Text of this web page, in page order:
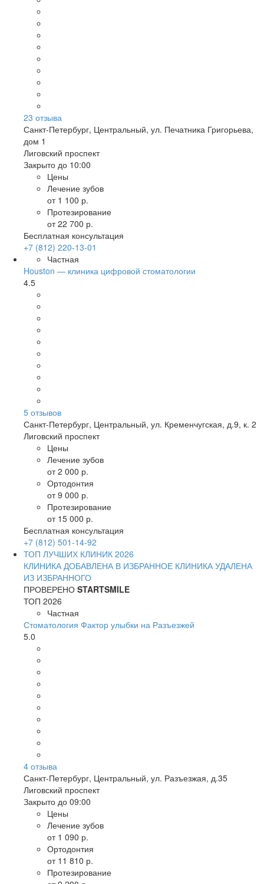
23 отзыва
Санкт-Петербург, Центральный, ул. Печатника Григорьева,
дом 1
Лиговский проспект
Закрыто до 10:00
Цены
Лечение зубов
от 1 100 р.
Протезирование
от 22 700 р.
Бесплатная консультация
+7 (812) 220-13-01
Частная
Houston — клиника цифровой стоматологии
4.5
5 отзывов
Санкт-Петербург, Центральный, ул. Кременчугская, д.9, к. 2
Лиговский проспект
Цены
Лечение зубов
от 2 000 р.
Ортодонтия
от 9 000 р.
Протезирование
от 15 000 р.
Бесплатная консультация
+7 (812) 501-14-92
ТОП ЛУЧШИХ КЛИНИК 2026
КЛИНИКА ДОБАВЛЕНА В ИЗБРАННОЕ КЛИНИКА УДАЛЕНА
ИЗ ИЗБРАННОГО
ПРОВЕРЕНО STARTSMILE
ТОП 2026
Частная
Стоматология Фактор улыбки на Разъезжей
5.0
4 отзыва
Санкт-Петербург, Центральный, ул. Разъезжая, д.35
Лиговский проспект
Закрыто до 09:00
Цены
Лечение зубов
от 1 090 р.
Ортодонтия
от 11 810 р.
Протезирование